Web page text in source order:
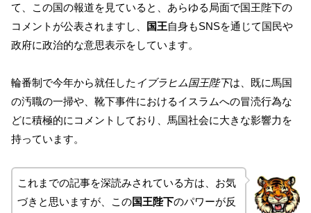
て、この国の報道を見ていると、あらゆる局面で国王陛下の
コメントが公表されますし、
国王自身もSNSを通じて国民や
政府に政治的な意思表示をしています。
輪番制で今年から就任した イブラヒム国王陛下は、既に馬国
の汚職の一掃や、靴下事件におけるイスラムへの冒涜行為な
どに積極的にコメントしており、馬国社会に大きな影響力を
持っています。
これまでの記事を深読みされている方は、お気
づきと思いますが、この国王陛下のパワーが反